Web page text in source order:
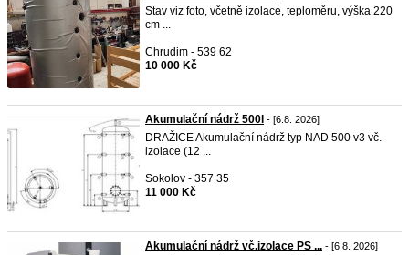
Stav viz foto, včetně izolace, teploměru, výška 220
cm ...
Chrudim - 539 62
10 000 Kč
Akumulační nádrž 500l - [6.8. 2026]
DRAŽICE Akumulační nádrž typ NAD 500 v3 vč.
izolace (12 ...
Sokolov - 357 35
11 000 Kč
Akumulační nádrž vč.izolace PS ... - [6.8. 2026]